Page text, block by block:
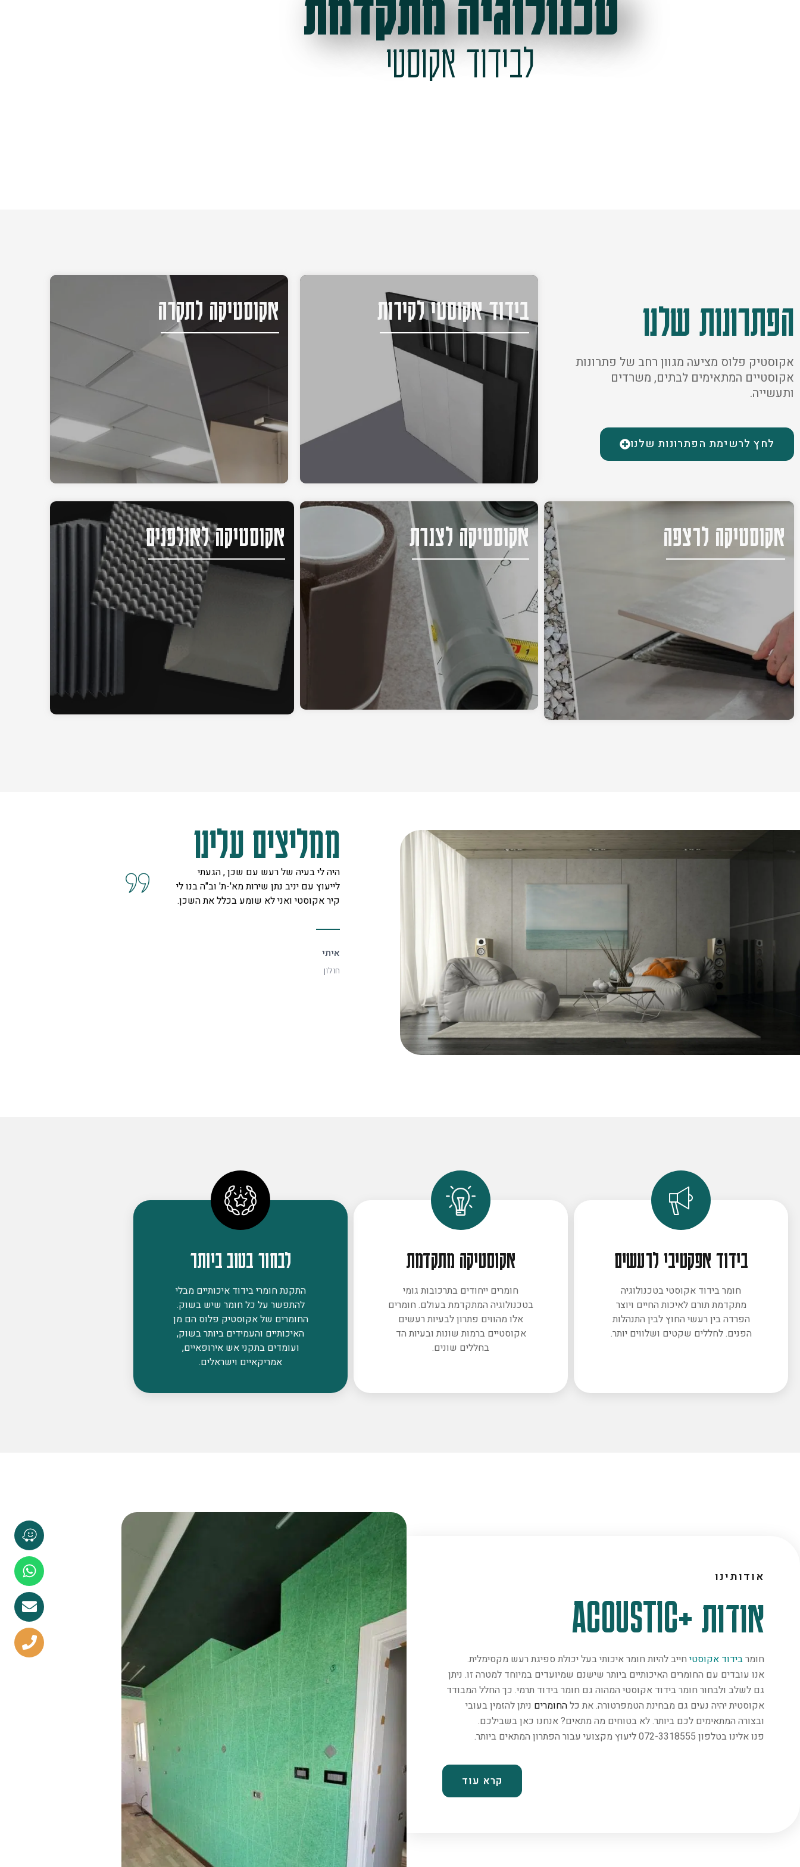
טכנולוגיה מתקדמת
לבידוד אקוסטי
הפתרונות שלנו
אקוסטיק פלוס מציעה מגוון רחב של פתרונות
אקוסטיים המתאימים לבתים, משרדים
ותעשייה.
לחץ לרשימת הפתרונות שלנו
בידוד אקוסטי לקירות אקוסטיקה לתקרה
אקוסטיקה לרצפה אקוסטיקה לצנרת אקוסטיקה לאולפנים
ממליצים עלינו
מקום של מקצוענים על לב טוב ורצון אדיר
לתת מענה לכל לקוח. אצלם מצאתי את
דב
היה לי בעיה של רעש עם שכן , הגעתי
לייעוץ עם יניב נתן שירות מא'-ת' וב"ה בנו לי
קיר אקוסטי ואני לא שומע בכלל את השכן.
איתי
חולון
בידוד אפקטיבי לרעשים
חומר בידוד אקוסטי בטכנולוגיה
מתקדמת תורם לאיכות החיים ויוצר
הפרדה בין רעשי החוץ לבין התנהלות
הפנים. לחללים שקטים ושלווים יותר.
אקוסטיקה מתקדמת
חומרים ייחודים בתרכובות גומי
בטכנולוגיה המתקדמת בעולם. חומרים
אלו מהווים פתרון לבעיות רעשים
אקוסטיים ברמות שונות ובעיות הד
בחללים שונים.
לבחור בטוב ביותר
התקנת חומרי בידוד איכותיים מבלי
להתפשר על כל חומר שיש בשוק.
החומרים של אקוסטיק פלוס הם מן
האיכותיים והעמידים ביותר בשוק,
ועומדים בתקני אש אירופאיים,
אמריקאיים וישראלים.
אודותינו
אודות +ACOUSTIC
חומרבידוד אקוסטי חייב להיות חומר איכותי בעל יכולת ספיגת רעש מקסימלית.
אנו עובדים עם החומרים האיכותיים ביותר שישנם שמיועדים במיוחד למטרה זו. ניתן
גם לשלב ולבחור חומר בידוד אקוסטי המהוה גם חומר בידוד תרמי. כך החלל המבודד
אקוסטית יהיה נעים גם מבחינת הטמפרטורה. את כלהחומרים ניתן להזמין בעובי
ובצורה המתאימים לכם ביותר. לא בטוחים מה מתאים? אנחנו כאן בשבילכם.
פנו אלינו בטלפון 072-3318555 ליעוץ מקצועי עבור הפתרון המתאים ביותר.
קרא עוד